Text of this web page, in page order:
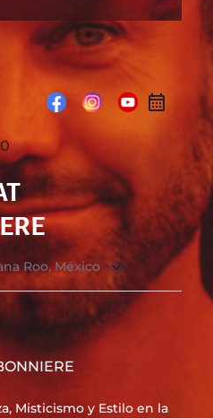
Roo, México
Misticismo y Estilo en la